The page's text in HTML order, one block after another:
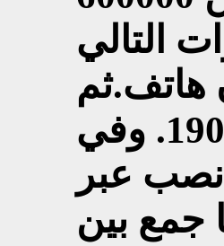
التالي
2,2 مليون هاتف.ثم
5,8 مليون بحلول عام 1905. وفي
نصب عبر
جمع بين